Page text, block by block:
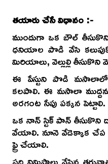
తయారు చేసే విధానం :-
ముందుగా ఒక బౌల్
ధనియాల పొడి వేసి
మిరియాలు, వెల్లుల్లి
ఈ పేస్టుని పొడి
కలపాలి. ఈ మసాలా
అరగంట సేపు పక్కన పెట్టాలి.
ఒక నాన్ స్టిక్ పాన్ తీసుకొని
వేయాలి. నూనె వేడెక్కాక చేప
ఫ్రై చేయాలి.